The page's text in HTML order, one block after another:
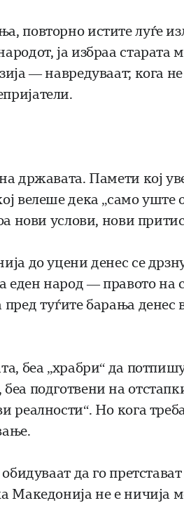
повторно истите луѓе
ја избраа
— навредуваат; кога
државата. Памети кој
велеше дека „само уште
нови услови, нови
до уцени денес се
еден народ — правото
туѓите барања денес
беа „храбри“ да
подготвени на
реалности“. Но кога
обидуваат да го
Македонија не е ничија